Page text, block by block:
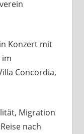
Konzert mit
im
Concordia,
Migration
nach